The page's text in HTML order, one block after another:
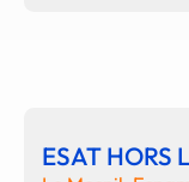
ESAT HORS